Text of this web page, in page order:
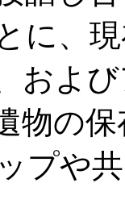
に、
およ
物の
プや